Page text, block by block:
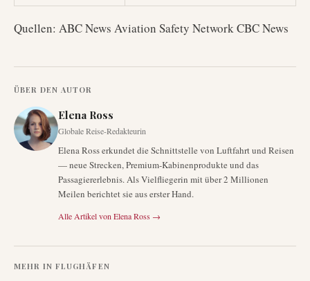
Quellen: ABC News Aviation Safety Network CBC News
ÜBER DEN AUTOR
Elena Ross
Globale Reise-Redakteurin
Elena Ross erkundet die Schnittstelle von Luftfahrt und Reisen
— neue Strecken, Premium-Kabinenprodukte und das
Passagiererlebnis. Als Vielfliegerin mit über 2 Millionen
Meilen berichtet sie aus erster Hand.
Alle Artikel von Elena Ross →
MEHR IN FLUGHÄFEN